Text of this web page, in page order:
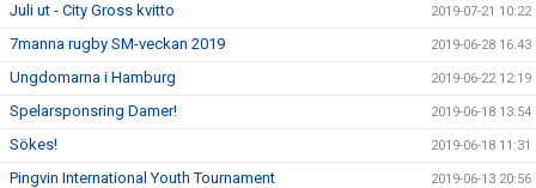
Juli ut - City Gross kvitto 2019-07-21 10:22
7manna rugby SM-veckan 2019 2019-06-28 16:43
Ungdomarna i Hamburg 2019-06-22 12:19
Spelarsponsring Damer! 2019-06-18 13:54
Sökes! 2019-06-18 11:31
Pingvin International Youth Tournament 2019-06-13 20:56